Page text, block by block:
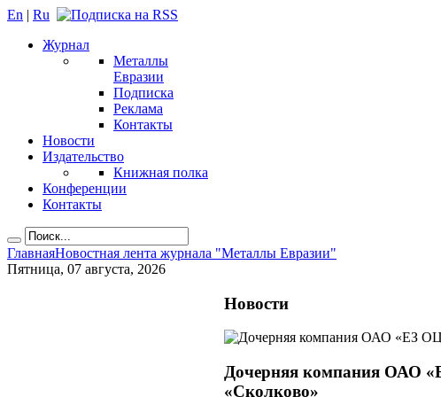
En | Ru
Журнал
Металлы
Евразии
Подписка
Реклама
Контакты
Новости
Издательство
Книжная полка
Конференции
Контакты
ГлавнаяНовостная лента журнала "Металлы Евразии"
Пятница, 07 августа, 2026
Новости
Дочерняя компания ОАО
«Сколково»